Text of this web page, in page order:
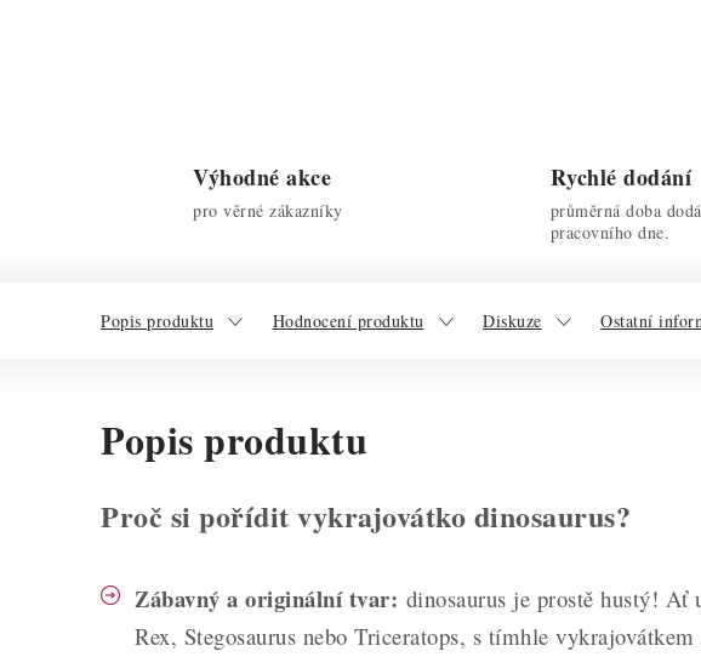
Výhodné akce
pro věrné zákazníky
Rychlé dodání
průměrná doba
pracovního dne.
Popis produktu Hodnocení produktu Diskuze Ostatní
Popis produktu
Proč si pořídit vykrajovátko dinosaurus?
Zábavný a originální tvar: dinosaurus je prostě hustý! Ať
Rex, Stegosaurus nebo Triceratops, s tímhle